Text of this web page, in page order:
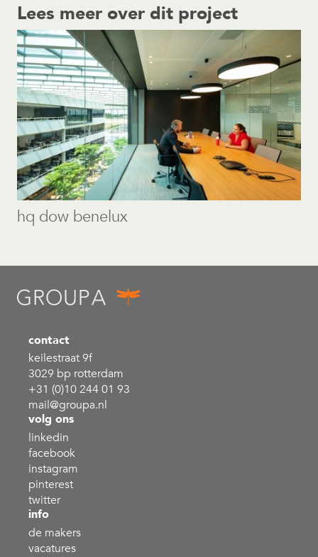
Lees meer over dit project
hq dow benelux
contact
keilestraat 9f
3029 bp rotterdam
+31 (0)10 244 01 93
mail@groupa.nl
volg ons
linkedin
facebook
instagram
pinterest
twitter
info
de makers
vacatures